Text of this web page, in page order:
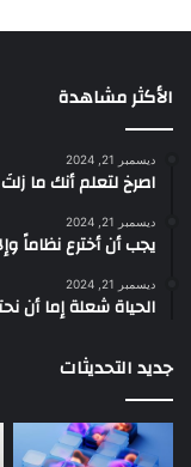
الأكثر مشاهدة
ديسمبر 21, 2024
‫اصرخ لتعلم أنك ما
ديسمبر 21, 2024
يجب أن أخترع نظاماً
ديسمبر 21, 2024
الحياة شعلة إما أن
جديد التحديثات